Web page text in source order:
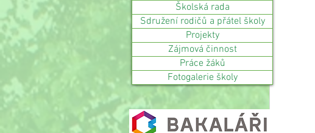
Školská rada
Sdružení rodičů a přátel školy
Projekty
Zájmová činnost
Práce žáků
Fotogalerie školy